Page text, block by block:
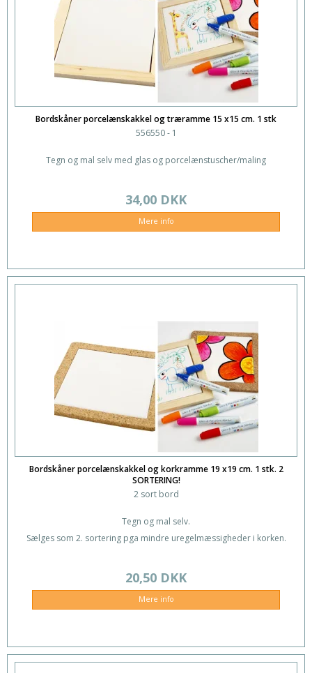
Bordskåner porcelænskakkel og træramme 15 x15 cm. 1 stk
556550 - 1
Tegn og mal selv med glas og porcelænstuscher/maling
34,00 DKK
Mere info
Bordskåner porcelænskakkel og korkramme 19 x19 cm. 1 stk. 2
SORTERING!
2 sort bord
Tegn og mal selv.
Sælges som 2. sortering pga mindre uregelmæssigheder i korken.
20,50 DKK
Mere info